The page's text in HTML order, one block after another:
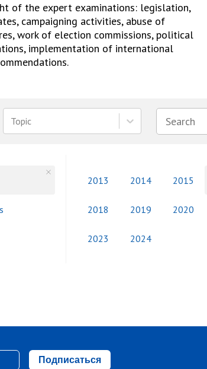
of the expert examinations: legislation,
campaigning activities, abuse of
work of election commissions, political
implementation of international
Topic
2013 2014 2015
2018 2019 2020
2023 2024
Подписаться